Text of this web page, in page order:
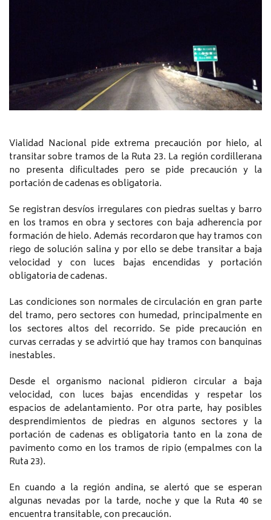
Vialidad Nacional pide extrema precaución por hielo, al
transitar sobre tramos de la Ruta 23. La región cordillerana
no presenta dificultades pero se pide precaución y la
portación de cadenas es obligatoria.
Se registran desvíos irregulares con piedras sueltas y barro
en los tramos en obra y sectores con baja adherencia por
formación de hielo. Además recordaron que hay tramos con
riego de solución salina y por ello se debe transitar a baja
velocidad y con luces bajas encendidas y portación
obligatoria de cadenas.
Las condiciones son normales de circulación en gran parte
del tramo, pero sectores con humedad, principalmente en
los sectores altos del recorrido. Se pide precaución en
curvas cerradas y se advirtió que hay tramos con banquinas
inestables.
Desde el organismo nacional pidieron circular a baja
velocidad, con luces bajas encendidas y respetar los
espacios de adelantamiento. Por otra parte, hay posibles
desprendimientos de piedras en algunos sectores y la
portación de cadenas es obligatoria tanto en la zona de
pavimento como en los tramos de ripio (empalmes con la
Ruta 23).
En cuando a la región andina, se alertó que se esperan
algunas nevadas por la tarde, noche y que la Ruta 40 se
encuentra transitable, con precaución.